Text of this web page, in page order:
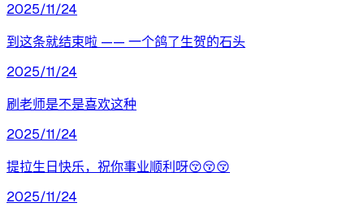
2025/11/24
到这条就结束啦 —— 一个鸽了生贺的石头
2025/11/24
刷老师是不是喜欢这种
2025/11/24
提拉生日快乐，祝你事业顺利呀😚😚😚
2025/11/24